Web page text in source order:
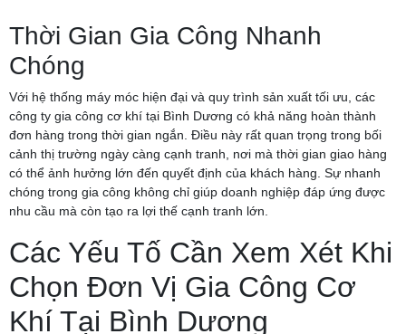
Thời Gian Gia Công Nhanh
Chóng
Với hệ thống máy móc hiện đại và quy trình sản xuất tối ưu, các
công ty gia công cơ khí tại Bình Dương có khả năng hoàn thành
đơn hàng trong thời gian ngắn. Điều này rất quan trọng trong bối
cảnh thị trường ngày càng cạnh tranh, nơi mà thời gian giao hàng
có thể ảnh hưởng lớn đến quyết định của khách hàng. Sự nhanh
chóng trong gia công không chỉ giúp doanh nghiệp đáp ứng được
nhu cầu mà còn tạo ra lợi thế cạnh tranh lớn.
Các Yếu Tố Cần Xem Xét Khi
Chọn Đơn Vị Gia Công Cơ
Khí Tại Bình Dương